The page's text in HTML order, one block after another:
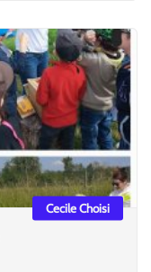
Cecile Choisi